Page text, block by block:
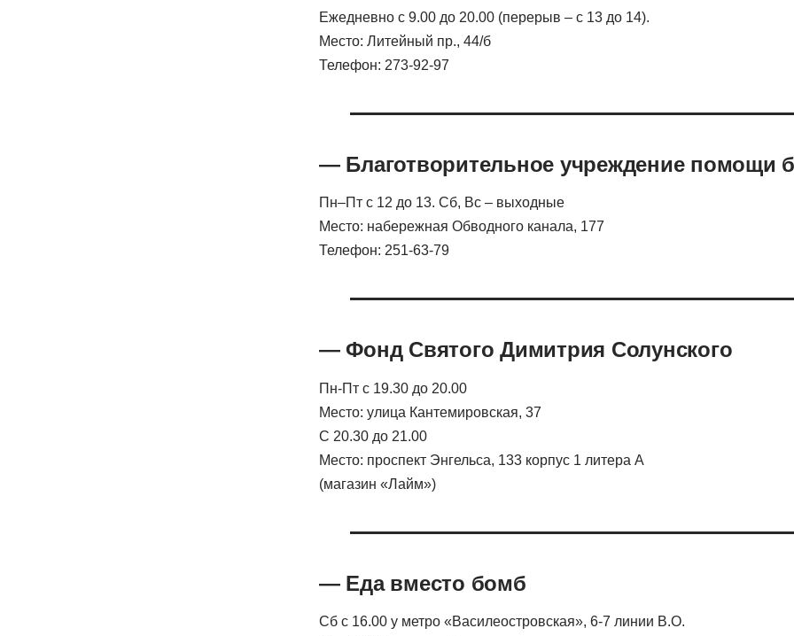
Ежедневно с 9.00 до 20.00 (перерыв – с 13 до 14).
Место: Литейный пр., 44/б
Телефон: 273-92-97
— Благотворительное учреждение помощи
Пн–Пт с 12 до 13. Сб, Вс – выходные
Место: набережная Обводного канала, 177
Телефон: 251-63-79
— Фонд Святого Димитрия Солунского
Пн-Пт с 19.30 до 20.00
Место: улица Кантемировская, 37
С 20.30 до 21.00
Место: проспект Энгельса, 133 корпус 1 литера А
(магазин «Лайм»)
— Еда вместо бомб
Сб с 16.00 у метро «Василеостровская», 6-7 линии В.О.